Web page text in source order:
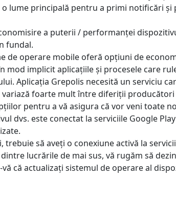
lume principală pentru a primi notificări
a puterii / performanței
fundal.
de operare mobile oferă opțiuni de
mod implicit aplicațiile și procesele care
Aplicația Grepolis necesită un serviciu
variază foarte mult între diferiții
pentru a vă asigura că vor veni toate
dvs. este conectat la serviciile Google
să aveți o conexiune activă la
lucrările de mai sus, vă rugăm să
că actualizați sistemul de operare al